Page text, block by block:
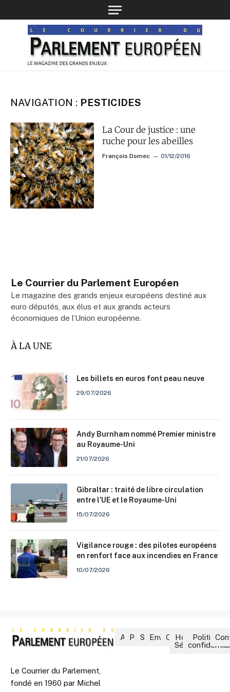
NAVIGATION : PESTICIDES
La Cour de justice : une
ruche pour les abeilles
François Domec 01/12/2016
Le Courrier du Parlement Européen
Le magazine des grands enjeux européens destiné aux
euro députés, aux élus et aux grands acteurs
économiques de l’Union européenne.
À LA UNE
Les billets en euros font peau neuve
29/07/2026
Andy Burnham nommé Premier ministre
au Royaume-Uni
21/07/2026
Gibraltar : traité de libre circulation
entre l’UE et le Royaume-Uni
15/07/2026
Vigilance rouge : des pilotes européens
en renfort face aux incendies en France
10/07/2026
Le Courrier du Parlement,
fondé en 1960 par Michel
Accueil
Politique
Société
Environnement
CultureHors-
Séries
Politique